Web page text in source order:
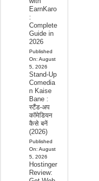
EarnKaro
:
Complete
Guide in
2026
Published
On: August
5, 2026
Stand-Up
Comedia
n Kaise
Bane :
स्टैंड-अप
कॉमेडियन
कैसे बनें
(2026)
Published
On: August
5, 2026
Hostinger
Review: